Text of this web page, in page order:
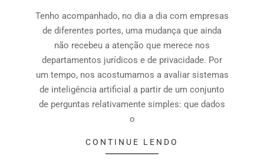
Tenho acompanhado, no dia a dia com empresas
de diferentes portes, uma mudança que ainda
não recebeu a atenção que merece nos
departamentos jurídicos e de privacidade. Por
um tempo, nos acostumamos a avaliar sistemas
de inteligência artificial a partir de um conjunto
de perguntas relativamente simples: que dados
o
CONTINUE LENDO